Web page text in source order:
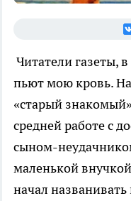
Читатели газеты,
пьют мою кровь.
«старый
средней работе с
сыном-
маленькой
начал